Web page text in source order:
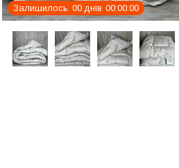
Залишилось 00 днів 00 00 00